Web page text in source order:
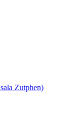
Zutphen)